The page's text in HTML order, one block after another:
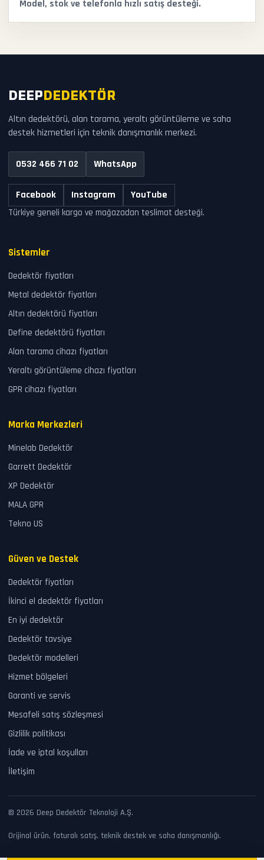
Model, stok ve telefonla hızlı satış desteği.
DEEP DEDEKTÖR
Altın dedektörü, alan tarama, yeraltı görüntüleme ve saha
destek hizmetleri için teknik danışmanlık merkezi.
0532 466 71 02 WhatsApp
Facebook Instagram YouTube
Türkiye geneli kargo ve mağazadan teslimat desteği.
Sistemler
Dedektör fiyatları
Metal dedektör fiyatları
Altın dedektörü fiyatları
Define dedektörü fiyatları
Alan tarama cihazı fiyatları
Yeraltı görüntüleme cihazı fiyatları
GPR cihazı fiyatları
Marka Merkezleri
Minelab Dedektör
Garrett Dedektör
XP Dedektör
MALA GPR
Tekno US
Güven ve Destek
Dedektör fiyatları
İkinci el dedektör fiyatları
En iyi dedektör
Dedektör tavsiye
Dedektör modelleri
Hizmet bölgeleri
Garanti ve servis
Mesafeli satış sözleşmesi
Gizlilik politikası
İade ve iptal koşulları
İletişim
© 2026 Deep Dedektör Teknoloji A.Ş.
Orijinal ürün, faturalı satış, teknik destek ve saha danışmanlığı.